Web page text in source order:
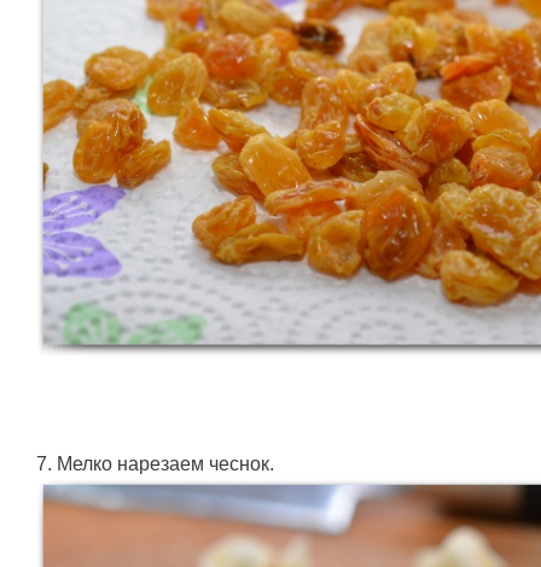
7. Мелко нарезаем чеснок.